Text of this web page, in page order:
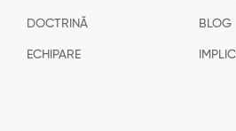
DOCTRINĂ BLOG
ECHIPARE